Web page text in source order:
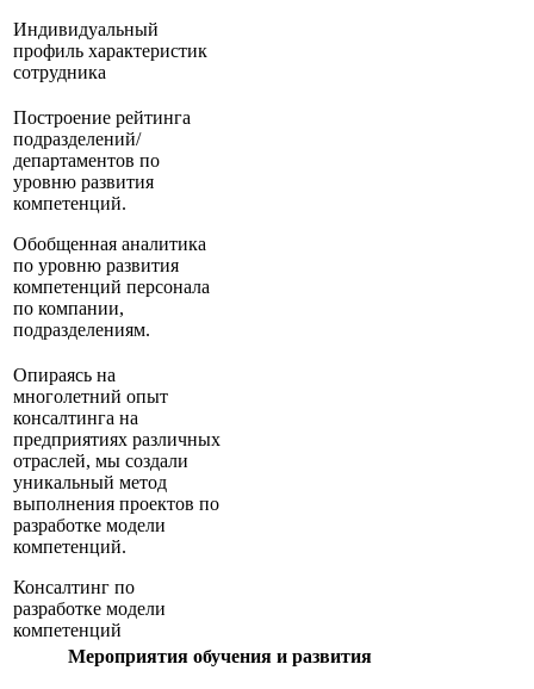
Индивидуальный
профиль характеристик
сотрудника
Построение рейтинга
подразделений/
департаментов по
уровню развития
компетенций.
Обобщенная аналитика
по уровню развития
компетенций персонала
по компании,
подразделениям.
Опираясь на
многолетний опыт
консалтинга на
предприятиях различных
отраслей, мы создали
уникальный метод
выполнения проектов по
разработке модели
компетенций.
Консалтинг по
разработке модели
компетенций
Мероприятия обучения и развития